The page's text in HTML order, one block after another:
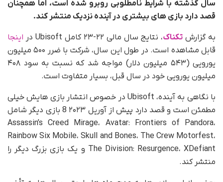
سال گذشته با شرایط نامطلوبی روبرو شده است، اما همچنان
قصد دارد بازی های بیشتری در آینده نزدیک منتشر کند.
به گزارش تکناک، نتایج سال مالی ۲۲-۲۳ کامل Ubisoft در
اینجا
قابل مشاهده است. در طول این سال، شرکت با ضرر ۵۰۰ میلیون
یورویی (۵۴۳ میلیون دلار) مواجه شد که نسبت به سود ۴۰۸
میلیون یورویی خود در سال قبل، بسیار متفاوت است.
با نگاهی به آینده، Ubisoft در خصوص انتشار بازی هایش خیلی
مطمئن است و قصد دارد پیش از آوریل ۲۰۲۳ 8 بازی دیگر شامل
Assassin’s Creed Mirage، Avatar: Frontiers of Pandora،
Rainbow Six Mobile، Skull and Bones، The Crew Motorfest،
The Division: Resurgence، XDefiant و یک بازی بزرگ دیگر را
منتشر کند.